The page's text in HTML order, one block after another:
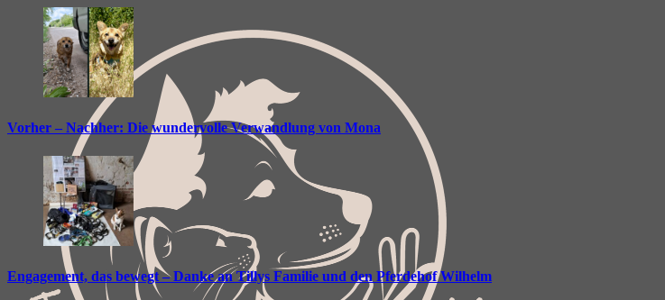
Vorher – Nachher: Die wundervolle Verwandlung von Mona
Engagement, das bewegt – Danke an Tillys Familie und den Pferdehof Wilhelm